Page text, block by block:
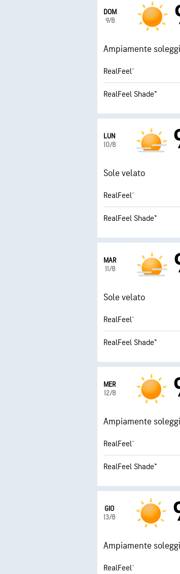
DOM
9/8
Ampiamente
RealFeel®
RealFeel Shade™
LUN
10/8
Sole velato
RealFeel®
RealFeel Shade™
MAR
11/8
Sole velato
RealFeel®
RealFeel Shade™
MER
12/8
Ampiamente
RealFeel®
RealFeel Shade™
GIO
13/8
Ampiamente
RealFeel®